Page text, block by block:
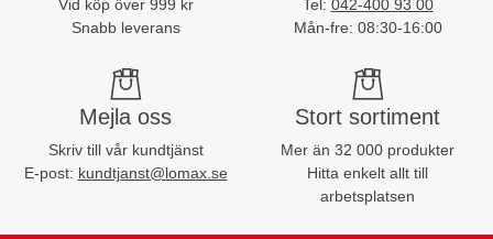
Vid köp över 999 kr
Snabb leverans
Tel: 042-400 93 00
Mån-fre: 08:30-16:00
Mejla oss
Skriv till vår kundtjänst
E-post: kundtjanst@lomax.se
Stort sortiment
Mer än 32 000 produkter
Hitta enkelt allt till
arbetsplatsen